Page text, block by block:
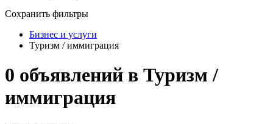
Сохранить фильтры
Бизнес и услуги
Туризм / иммиграция
0 объявлений в Туризм /
иммиграция